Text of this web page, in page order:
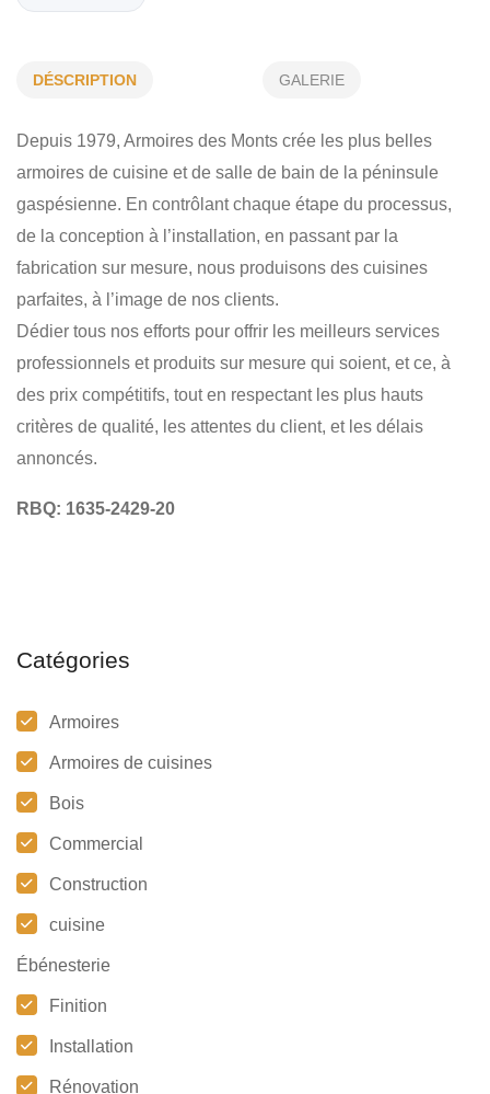
ARMOIRE DE CUISINE - SALLE DE BAIN
INSTALLATION RÉSIDENTIEL
COMMERCIAL
DÉSCRIPTION GALERIE
Depuis 1979, Armoires des Monts crée les plus belles
armoires de cuisine et de salle de bain de la péninsule
gaspésienne. En contrôlant chaque étape du processus,
de la conception à l’installation, en passant par la
fabrication sur mesure, nous produisons des cuisines
parfaites, à l’image de nos clients.
Dédier tous nos efforts pour offrir les meilleurs services
professionnels et produits sur mesure qui soient, et ce, à
des prix compétitifs, tout en respectant les plus hauts
critères de qualité, les attentes du client, et les délais
annoncés.
RBQ: 1635-2429-20
Catégories
Armoires
Armoires de cuisines
Bois
Commercial
Construction
cuisine
Ébénesterie
Finition
Installation
Rénovation